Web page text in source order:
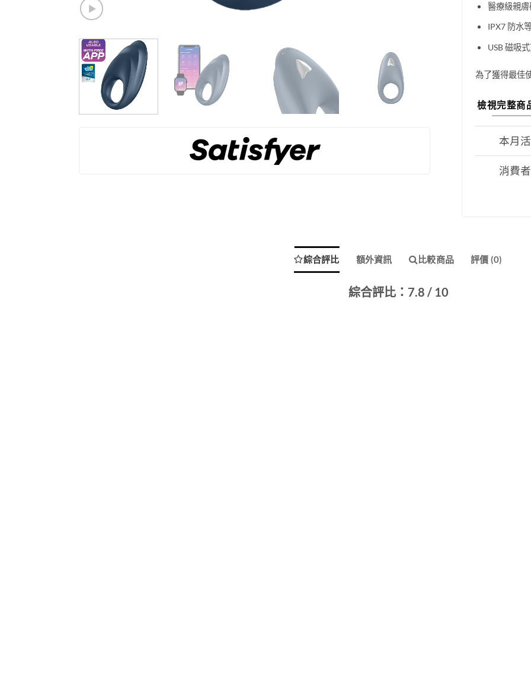
醫療級親膚
IPX7 防水
USB 磁吸
為了獲得最佳
檢視完整商
本月
消費
綜合評比 額外資訊 比較商品 評價 (0)
綜合評比：7.8 / 10